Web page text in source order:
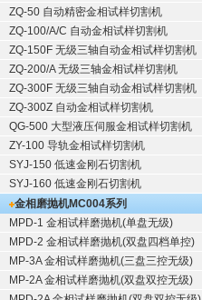
ZQ-50 自动精密金相试样切割机
ZQ-100/A/C 自动金相试样切割机
ZQ-150F 无级三轴自动金相试样切割机
ZQ-200/A 无级三轴金相试样切割机
ZQ-300F 无级三轴自动金相试样切割机
ZQ-300Z 自动金相试样切割机
QG-500 大型液压伺服金相试样切割机
ZY-100 导轨金相试样切割机
SYJ-150 低速金刚石切割机
SYJ-160 低速金刚石切割机
金相磨抛机MC004系列
MPD-1 金相试样磨抛机(单盘无级)
MPD-2 金相试样磨抛机(双盘四档单控)
MP-3A 金相试样磨抛机(三盘三控无级)
MP-2A 金相试样磨抛机(双盘双控无级)